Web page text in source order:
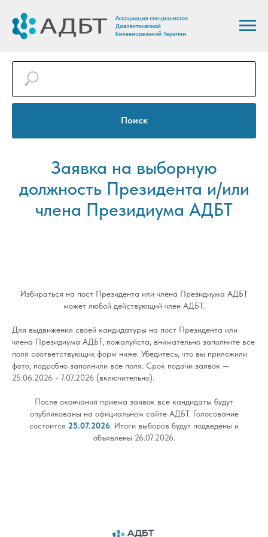
Поиск
Заявка на выборную
должность Президента и/или
члена Президиума АДБТ
Избираться на пост Президента или члена Президиума АДБТ
может любой действующий член АДБТ.
Для выдвижения своей кандидатуры на пост Президента или
члена Президиума АДБТ, пожалуйста, внимательно заполните все
поля соответствующих форм ниже. Убедитесь, что вы приложили
фото, подробно заполнили все поля. Срок подачи заявок —
25.06.2026 - 7.07.2026 (включительно).
После окончания приема заявок все кандидаты будут
опубликованы на официальном сайте АДБТ. Голосование
состоится 25.07.2026. Итоги выборов будут подведены и
объявлены 26.07.2026.